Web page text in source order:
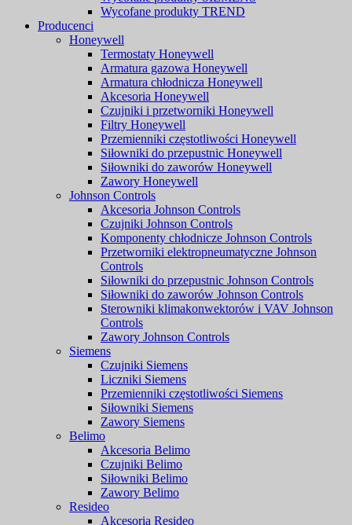
Wycofane produkty TREND
Producenci
Honeywell
Termostaty Honeywell
Armatura gazowa Honeywell
Armatura chłodnicza Honeywell
Akcesoria Honeywell
Czujniki i przetworniki Honeywell
Filtry Honeywell
Przemienniki częstotliwości Honeywell
Siłowniki do przepustnic Honeywell
Siłowniki do zaworów Honeywell
Zawory Honeywell
Johnson Controls
Akcesoria Johnson Controls
Czujniki Johnson Controls
Komponenty chłodnicze Johnson Controls
Przetworniki elektropneumatyczne Johnson
Controls
Siłowniki do przepustnic Johnson Controls
Siłowniki do zaworów Johnson Controls
Sterowniki klimakonwektorów i VAV Johnson
Controls
Zawory Johnson Controls
Siemens
Czujniki Siemens
Liczniki Siemens
Przemienniki częstotliwości Siemens
Siłowniki Siemens
Zawory Siemens
Belimo
Akcesoria Belimo
Czujniki Belimo
Siłowniki Belimo
Zawory Belimo
Resideo
Akcesoria Resideo